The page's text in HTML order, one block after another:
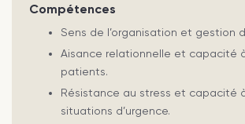
Compétences
Sens de l’organisation et gestion
Aisance relationnelle et capacité
patients.
Résistance au stress et capacité
situations d’urgence.